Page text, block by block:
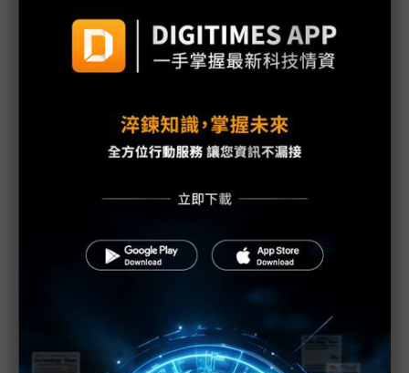
蘋果MacBook營收衰退 IT用8代OLED前景蒙陰影
蘋果OLED MacBook延後上市？面板業者鬆一口氣
8代OLED蒸鍍機報價佔投資額逾半，SDC下單猶疑考
8代OLED蒸鍍設備 傳蘋果不再執著Canon Tokki
不讓三星獨啖蘋果 樂金8代OLED鴨子划水
傳LGD不堪虧損 求售廣州8.5代LCD產線